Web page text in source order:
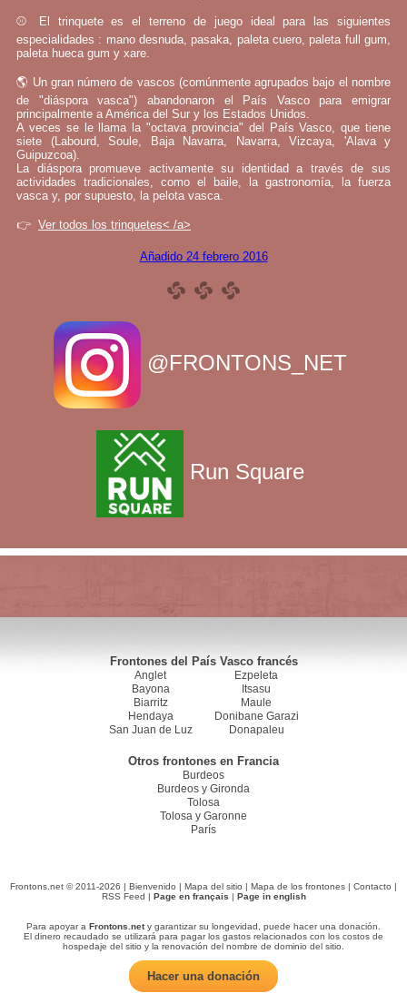
⚾ El trinquete es el terreno de juego ideal para las siguientes
especialidades : mano desnuda, pasaka, paleta cuero, paleta full gum,
paleta hueca gum y xare.
🌎 Un gran número de vascos (comúnmente agrupados bajo el nombre
de "diáspora vasca") abandonaron el País Vasco para emigrar
principalmente a América del Sur y los Estados Unidos.
A veces se le llama la "octava provincia" del País Vasco, que tiene
siete (Labourd, Soule, Baja Navarra, Navarra, Vizcaya, 'Alava y
Guipuzcoa).
La diáspora promueve activamente su identidad a través de sus
actividades tradicionales, como el baile, la gastronomía, la fuerza
vasca y, por supuesto, la pelota vasca.
👉 Ver todos los trinquetes< /a>
Añadido 24 febrero 2016
@FRONTONS_NET
Run Square
Frontones del País Vasco francés
Anglet
Bayona
Biarritz
Hendaya
San Juan de Luz
Ezpeleta
Itsasu
Maule
Donibane Garazi
Donapaleu
Otros frontones en Francia
Burdeos
Burdeos y Gironda
Tolosa
Tolosa y Garonne
París
Frontons.net © 2011-2026 | Bienvenido | Mapa del sitio | Mapa de los frontones | Contacto |
RSS Feed | Page en français | Page in english
Para apoyar a Frontons.nety garantizar su longevidad, puede hacer una donación.
El dinero recaudado se utilizará para pagar los gastos relacionados con los costos de
hospedaje del sitio y la renovación del nombre de dominio del sitio.
Hacer una donación